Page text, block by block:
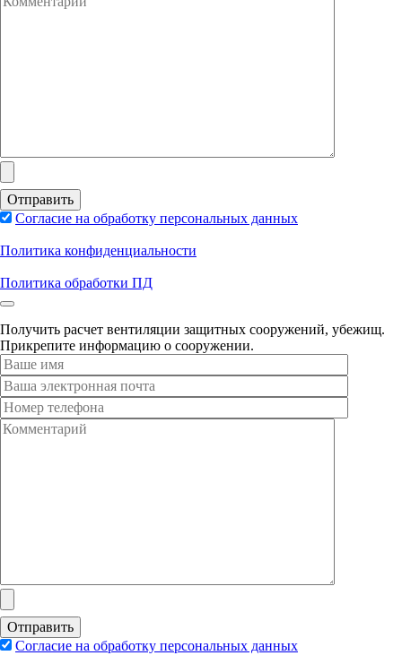
Согласие на обработку персональных данных
Политика конфиденциальности
Политика обработки ПД
Получить расчет вентиляции защитных сооружений, убежищ.
Прикрепите информацию о сооружении.
Согласие на обработку персональных данных